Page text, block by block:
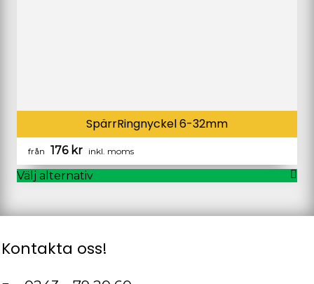
SpärrRingnyckel 6-32mm
från 176 kr inkl. moms
Välj alternativ
produkten
flera
Kontakta oss!